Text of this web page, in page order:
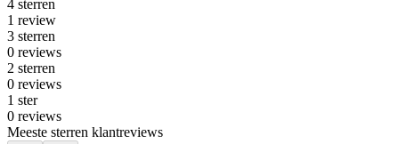
4 sterren
1 review
3 sterren
0 reviews
2 sterren
0 reviews
1 ster
0 reviews
Meeste sterren klantreviews